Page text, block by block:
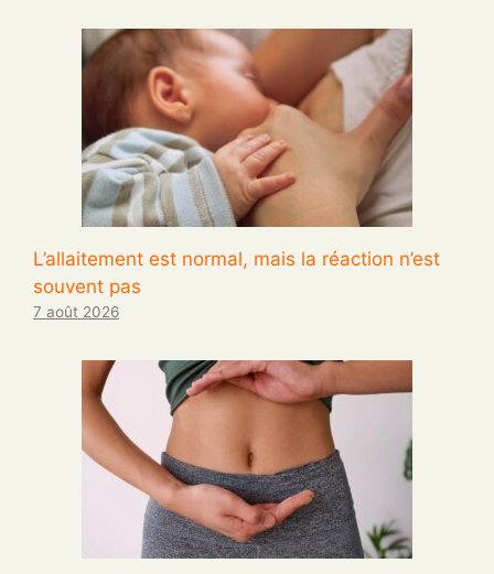
L’allaitement est normal, mais la réaction n’est
souvent pas
7 août 2026